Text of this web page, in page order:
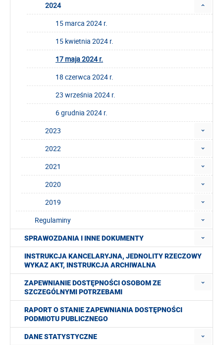
2024
15 marca 2024 r.
15 kwietnia 2024 r.
17 maja 2024 r.
18 czerwca 2024 r.
23 września 2024 r.
6 grudnia 2024 r.
2023
2022
2021
2020
2019
Regulaminy
SPRAWOZDANIA I INNE DOKUMENTY
INSTRUKCJA KANCELARYJNA, JEDNOLITY RZECZOWY
WYKAZ AKT, INSTRUKCJA ARCHIWALNA
ZAPEWNIANIE DOSTĘPNOŚCI OSOBOM ZE
SZCZEGÓLNYMI POTRZEBAMI
RAPORT O STANIE ZAPEWNIANIA DOSTĘPNOŚCI
PODMIOTU PUBLICZNEGO
DANE STATYSTYCZNE